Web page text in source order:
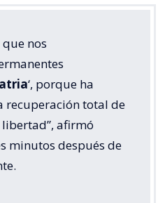
nos
‘, porque ha
recuperación total de
afirmó
minutos después de